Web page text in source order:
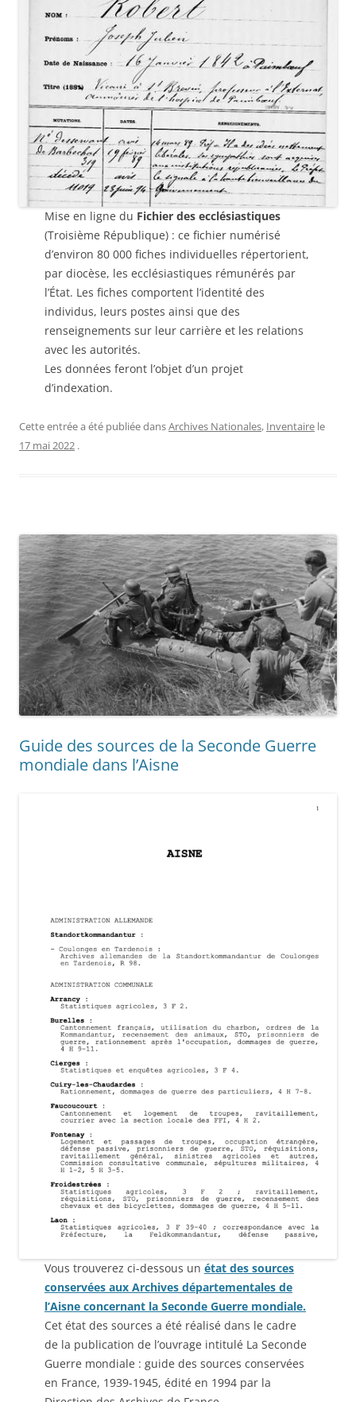
Mise en ligne du Fichier des ecclésiastiques
(Troisième République) : ce fichier numérisé
d’environ 80 000 fiches individuelles répertorient,
par diocèse, les ecclésiastiques rémunérés par
l’État. Les fiches comportent l’identité des
individus, leurs postes ainsi que des
renseignements sur leur carrière et les relations
avec les autorités.
Les données feront l’objet d’un projet
d’indexation.
Cette entrée a été publiée dansArchives Nationales, Inventaire le
17 mai 2022 .
Guide des sources de la Seconde Guerre
mondiale dans l’Aisne
Vous trouverez ci-dessous un état des sources
conservées aux Archives départementales de
l’Aisne concernant la Seconde Guerre mondiale.
Cet état des sources a été réalisé dans le cadre
de la publication de l’ouvrage intitulé La Seconde
Guerre mondiale : guide des sources conservées
en France, 1939-1945, édité en 1994 par la